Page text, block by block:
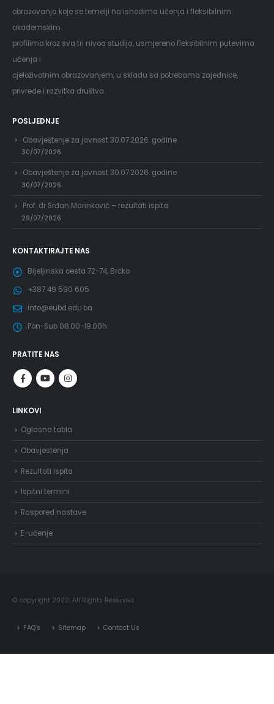
obrazovanja koje se temelji na ishodima učenja i fleksibilnim
akademskim
profilima kroz sva tri nivoa studija, usmjereno fleksibilnim putevima
učenja i
cjeloživotnim obrazovanjem, u skladu sa potrebama zajednice,
privrede i razvitka društva.
POSLJEDNJE
Obavještenje za javnost 30.07.2026. godine
30/07/2026
Obavještenje za javnost 30.07.2026. godine
30/07/2026
Prof. dr Srđan Marinković – rezultati ispita
29/07/2026
KONTAKTIRAJTE NAS
Bijeljinska cesta 72-74, Brčko
+387 49 590 605
info@eubd.edu.ba
Pon-Sub 08.00-19.00h
PRATITE NAS
LINKOVI
Oglasna tabla
Obavjestenja
Rezultati ispita
Ispitni termini
Raspored nastave
E-učenje
© copyright 2022. All Rights Reserved.
FAQ’s Sitemap Contact Us